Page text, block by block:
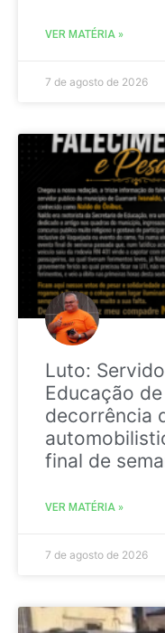
VER MATÉRIA »
7 de agosto de 2026
Luto:
Educação
decorrência
final de
VER MATÉRIA »
7 de agosto de 2026